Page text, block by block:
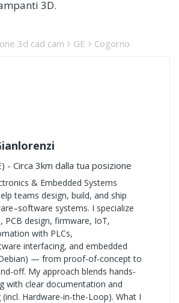
3D.
3d cad cam GE Cogorno
- Circa 3km dalla tua posizione
& Embedded Systems
teams design, build, and ship
systems. I specialize
PCB design, firmware, IoT,
with PLCs,
interfacing, and embedded
— from proof-of-concept to
off. My approach blends hands-
with clear documentation and
Hardware-in-the-Loop). What I